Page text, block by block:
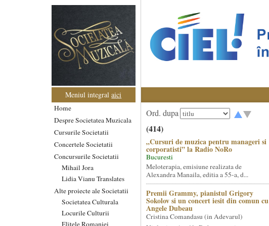
Meniul integralaici
Home
Despre Societatea Muzicala
Cursurile Societatii
Concertele Societatii
Concursurile Societatii
Mihail Jora
Lidia Vianu Translates
Alte proiecte ale Societatii
Societatea Culturala
Locurile Culturii
Elitele Romaniei
Ord. dupa
(414)
„Cursuri de muzica pentru manageri si
corporatisti” la Radio NoRo
Bucuresti
Meloterapia, emisiune realizata de
Alexandra Manaila, editia a 55-a, d...
Premii Grammy, pianistul Grigory
Sokolov si un concert iesit din comun cu
Angele Dubeau
Cristina Comandasu (in Adevarul)